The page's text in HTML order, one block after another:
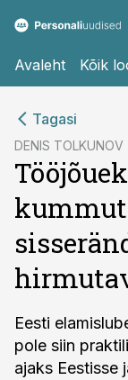
Avaleht Kõik
Tagasi
DENIS TOLKUNOV
Eesti
pole siin
ajaks Eestisse